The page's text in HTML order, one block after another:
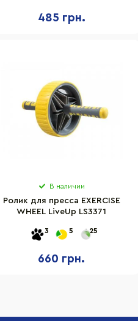
485 грн.
В наличии
Ролик для пресса EXERCISE
WHEEL LiveUp LS3371
3 5 25
660 грн.